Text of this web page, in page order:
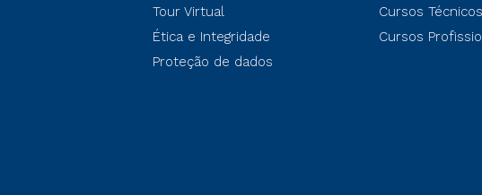
Tour Virtual
Ética e Integridade
Proteção de dados
Cursos Técnicos
Cursos